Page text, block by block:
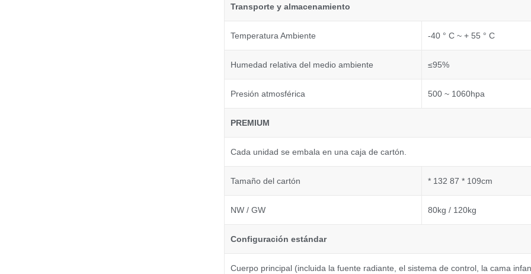
Transporte y almacenamiento
Temperatura Ambiente -40 ° C ~ + 55 ° C
Humedad relativa del medio ambiente ≤95%
Presión atmosférica 500 ~ 1060hpa
PREMIUM
Cada unidad se embala en una caja de cartón.
Tamaño del cartón * 132 87 * 109cm
NW / GW 80kg / 120kg
Configuración estándar
Cuerpo principal (incluida la fuente radiante, el sistema de control, la cama